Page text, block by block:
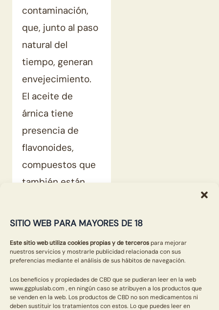
SITIO WEB PARA MAYORES DE 18
Este sitio web utiliza cookies propias y de tercerospara mejorar
nuestros servicios y mostrarle publicidad relacionada con sus
preferencias mediante el análisis de sus hábitos de navegación.
Los beneficios y propiedades de CBD que se pudieran leer en la web
www.ggpluslab.com , en ningún caso se atribuyen a los productos que
se venden en la web. Los productos de CBD no son medicamentos ni
deben sustituir los tratamientos con estos. Lo que puedes leer en
contaminación,
que, junto al paso
natural del
tiempo, generan
envejecimiento.
El aceite de
árnica tiene
presencia de
flavonoides,
compuestos que
también están
flavonoides
capacidades
antioxidantes que
×